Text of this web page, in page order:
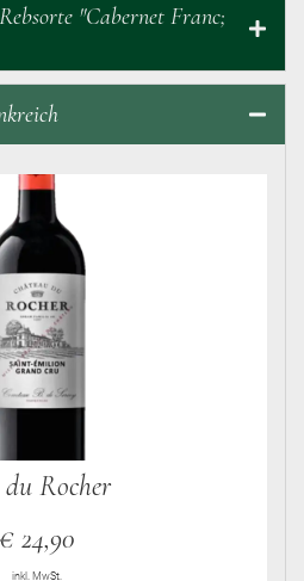
"Cabernet Franc;
Rocher
€ 24,90
inkl. MwSt.